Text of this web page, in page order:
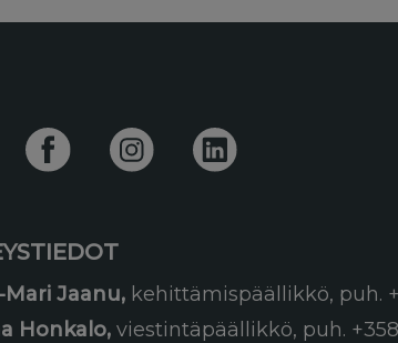
Jaanu, kehittämispäällikkö, puh.
Honkalo, viestintäpäällikkö, puh.